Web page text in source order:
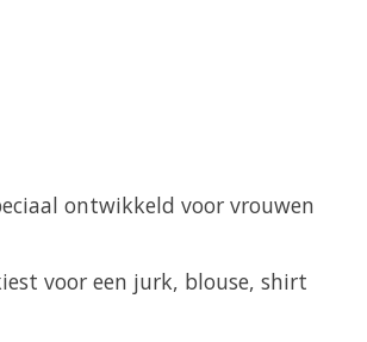
ontwikkeld voor vrouwen
voor een jurk, blouse, shirt